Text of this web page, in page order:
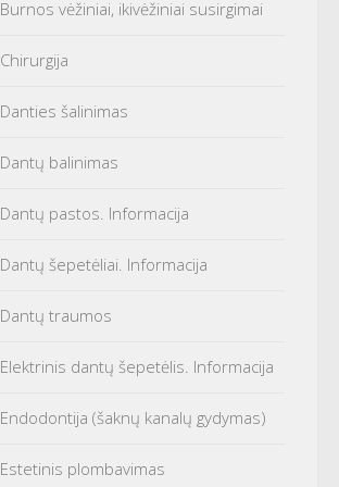
Burnos vėžiniai, ikivėžiniai susirgimai
Chirurgija
Danties šalinimas
Dantų balinimas
Dantų pastos. Informacija
Dantų šepetėliai. Informacija
Dantų traumos
Elektrinis dantų šepetėlis. Informacija
Endodontija (šaknų kanalų gydymas)
Estetinis plombavimas